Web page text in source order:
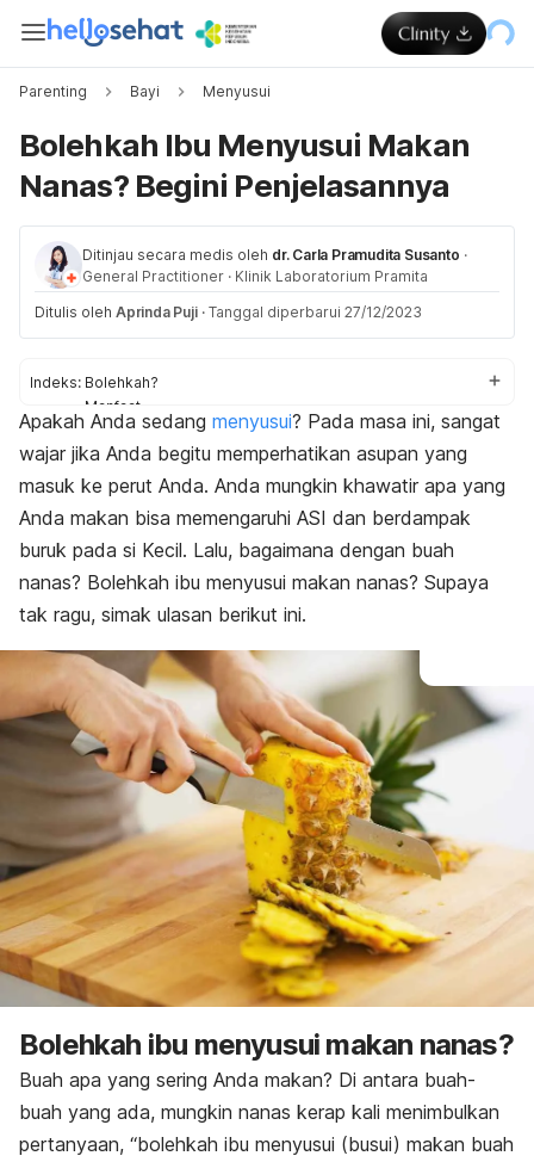
Parenting Bayi Menyusui
Bolehkah Ibu Menyusui Makan
Nanas? Begini Penjelasannya
Ditinjau secara medis oleh dr. Carla Pramudita Susanto ·
General Practitioner · Klinik Laboratorium Pramita
Ditulis oleh Aprinda Puji · Tanggal diperbarui 27/12/2023
Indeks: Bolehkah?
Manfaat
Efek samping
Tips
Apakah Anda sedang menyusui? Pada masa ini, sangat
wajar jika Anda begitu memperhatikan asupan yang
masuk ke perut Anda. Anda mungkin khawatir apa yang
Anda makan bisa memengaruhi ASI dan berdampak
buruk pada si Kecil. Lalu, bagaimana dengan buah
nanas? Bolehkah ibu menyusui makan nanas? Supaya
tak ragu, simak ulasan berikut ini.
Bolehkah ibu menyusui makan nanas?
Buah apa yang sering Anda makan? Di antara buah-
buah yang ada, mungkin nanas kerap kali menimbulkan
pertanyaan, “bolehkah ibu menyusui (busui) makan buah